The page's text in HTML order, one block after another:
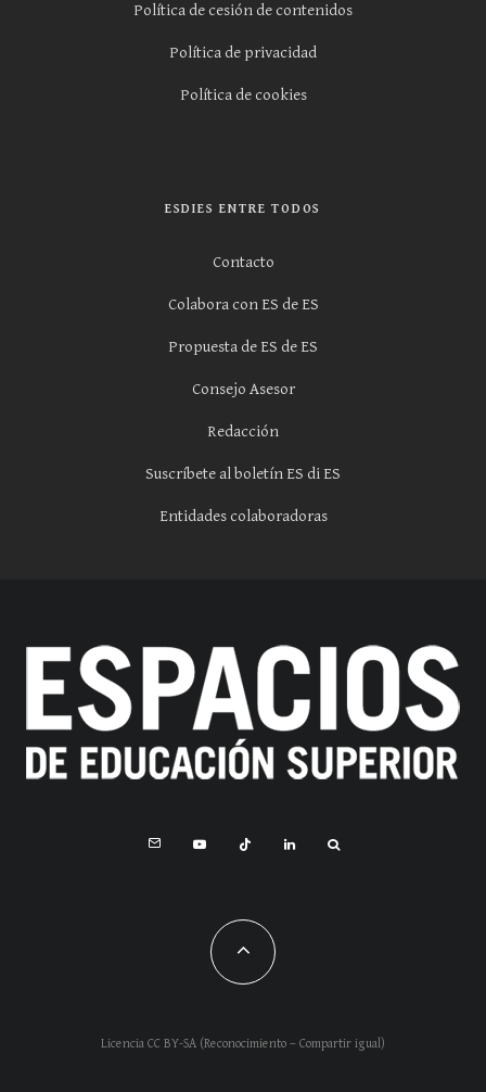
Política de cesión de contenidos
Política de privacidad
Política de cookies
ESDIES ENTRE TODOS
Contacto
Colabora con ES de ES
Propuesta de ES de ES
Consejo Asesor
Redacción
Suscríbete al boletín ES di ES
Entidades colaboradoras
Licencia CC BY-SA (Reconocimiento – Compartir igual)